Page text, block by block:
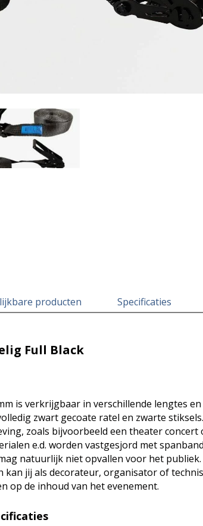
producten Specificaties
Full Black
is verkrijgbaar in verschillende lengtes
zwart gecoate ratel en zwarte
zoals bijvoorbeeld een theater concert
e.d. worden vastgesjord met
natuurlijk niet opvallen voor het
jij als decorateur, organisator of
op de inhoud van het evenement.